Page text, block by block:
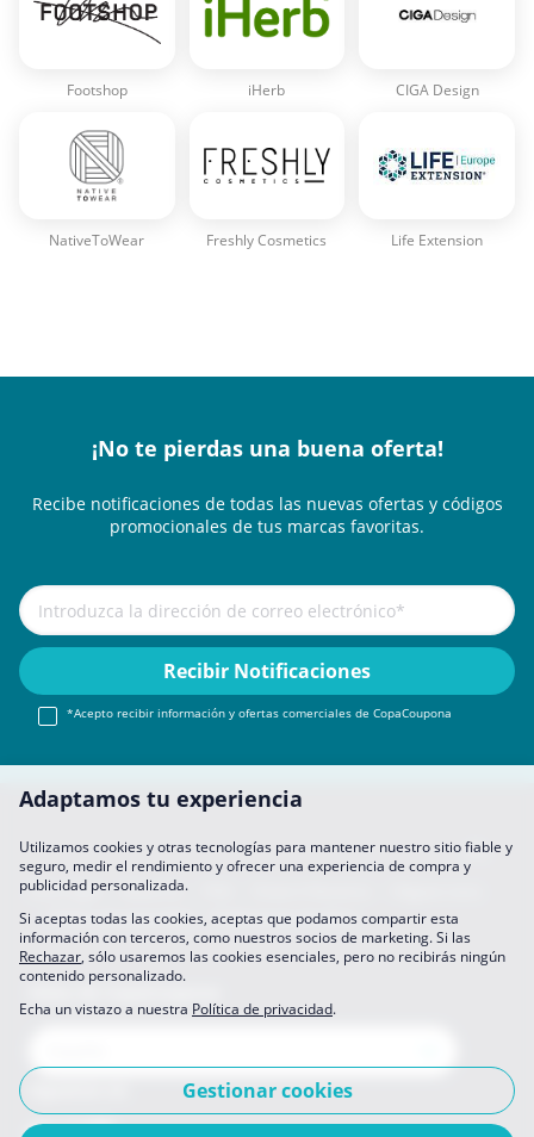
Footshop iHerb CIGA Design
NativeToWear Freshly Cosmetics Life Extension
¡No te pierdas una buena oferta!
Recibe notificaciones de todas las nuevas ofertas y códigos
promocionales de tus marcas favoritas.
*Acepto recibir información y ofertas comerciales de CopaCoupona
Aviso legal About Us
Política de privacidad
Preferencias de datos
Sitios de CopaCoupona
Adaptamos tu experiencia
Utilizamos cookies y otras tecnologías para mantener nuestro sitio fiable y
seguro, medir el rendimiento y ofrecer una experiencia de compra y
publicidad personalizada.
Si aceptas todas las cookies, aceptas que podamos compartir esta
información con terceros, como nuestros socios de marketing. Si las
Rechazar, sólo usaremos las cookies esenciales, pero no recibirás ningún
contenido personalizado.
Echa un vistazo a nuestra Política de privacidad.
Gestionar cookies